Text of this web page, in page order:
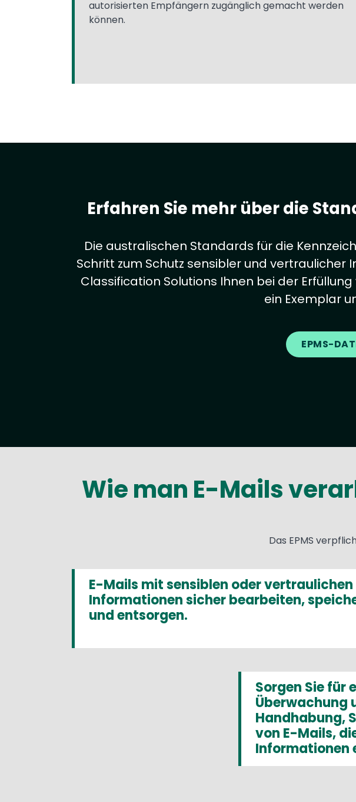
autorisierten Empfängern zugänglich gemacht werden
können.
Erfahren Sie mehr über die
Die australischen Standards für die
Schritt zum Schutz sensibler und
Classification Solutions Ihnen bei der
ein Exemplar
EPMS-
Wie man E-Mails
Das EPMS
E-Mails mit sensiblen oder vertraulichen
Informationen sicher bearbeiten,
und entsorgen.
Sorgen Sie für
Überwachung
Handhabung,
von E-Mails,
Informationen